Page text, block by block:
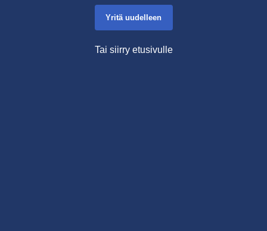
Yritä uudelleen
Tai siirry etusivulle